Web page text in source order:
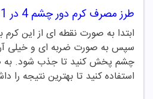
طرز مصرف کرم دور چشم 4 در 1 اریکه
ابتدا به صورت نقطه ای از این
سپس به صورت ضربه ای و خیلی
استفاده کنید تا بهترین نتیجه را